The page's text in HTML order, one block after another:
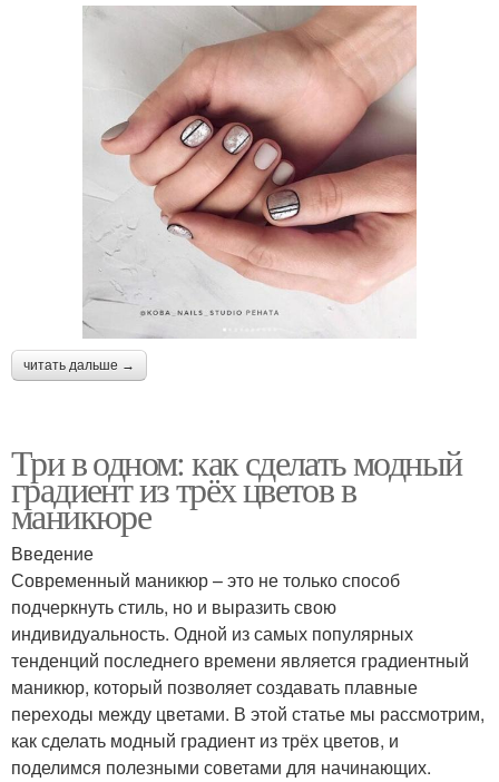
читать дальше →
Три в одном: как сделать модный
градиент из трёх цветов в
маникюре
Введение
Современный маникюр – это не только способ
подчеркнуть стиль, но и выразить свою
индивидуальность. Одной из самых популярных
тенденций последнего времени является градиентный
маникюр, который позволяет создавать плавные
переходы между цветами. В этой статье мы рассмотрим,
как сделать модный градиент из трёх цветов, и
поделимся полезными советами для начинающих.